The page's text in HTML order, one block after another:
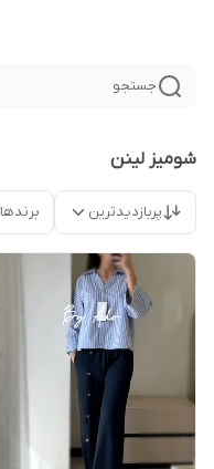
جستجو
شوميز لينن
پربازدیدترین برندها